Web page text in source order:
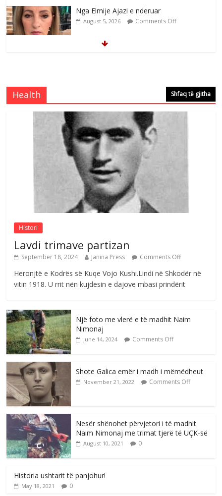
Nga Elmije Ajazi e nderuar
August 5, 2026 Comments Off
Comments Off
Çlirimtari Mentor Mushkolaj nderohet
me mirenjohje nga Xhevdet Qeriqi Dega
e invalidëve në Fushë Kosovë
August 4, 2026 Comments Off
Sulm , pse të dua ty
August 8, 2026 Comments Off
Health Shfaq të gjitha
Histori
Lavdi trimave partizan
September 18, 2024 Janina Press Comments Off
Heronjtë e Kodrës së Kuqe Vojo Kushi.Lindi në Shkodër në
vitin 1918. U rrit nën kujdesin e dajove mbasi prindërit
Një foto me vlerë e të madhit Naim
Nimonaj
June 14, 2024 Comments Off
Shote Galica emër i madh i mëmëdheut
November 21, 2022 Comments Off
Nesër shënohet përvjetori i të madhit
Naim Nimonaj me trimat tjerë të UÇK-së
August 10, 2021 0
Historia ushtarit të panjohur!
May 18, 2021 0